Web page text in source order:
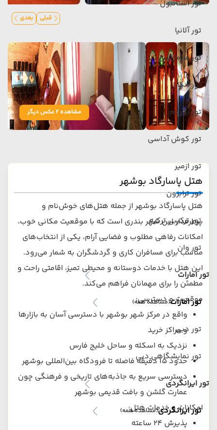
تور استانبول
تور آلانیا
تور مارماریس
تور آنکارا
تور بدروم
تور کوش آداسی
تور ازمیر
تور ترابزون
تور ترکیبی ترکیه
تور وان
تور امارات
تور امارات(مشاهده همه)
تور دبی
تور نمایشگاهی دبی
تور ایرانگردی
تور ایرانگردی(مشاهده همه)
قبلی بعدی
مشاهده 2 عکس دیگر
هتل پاسارگاد بوشهر
هتل پاسارگاد بوشهر از جمله هتل‌های خوش‌نام و
پرطرفدار این شهر بندری است که با موقعیت مکانی خوب،
امکانات رفاهی مطلوب و فضایی آرام، یکی از انتخاب‌های
مناسب برای مسافران کاری و گردشگران به شمار می‌رود.
این هتل با خدمات دوستانه و محیطی تمیز، اقامتی راحت و
مطمئن را برای مهمانان فراهم می‌کند.
موقعیت و دسترسی:
واقع در مرکز شهر بوشهر با دسترسی آسان به بازارها
و مراکز خرید
نزدیک به اسکله و ساحل خلیج فارس
حدود ۱۵ دقیقه فاصله تا فرودگاه بین‌المللی بوشهر
دسترسی سریع به جاذبه‌های تاریخی و فرهنگی چون
عمارت گلشن و بافت قدیمی بوشهر
امکانات و خدمات هتل:
پذیرش ۲۴ ساعته